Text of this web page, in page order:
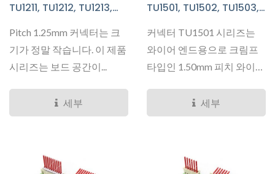
TU1211, TU1212, TU1213,
TU1253, TU1256, TU1257
시리즈
Pitch 1.25mm 커넥터는 크
기가 정말 작습니다. 이 제품
시리즈는 보드 공간이...
세부
TU1501, TU1502, TU1503,
리즈
커넥터 TU1501 시리즈는
와이어 엔드용으로 크림프
타입인 1.50mm 피치 와이
세부